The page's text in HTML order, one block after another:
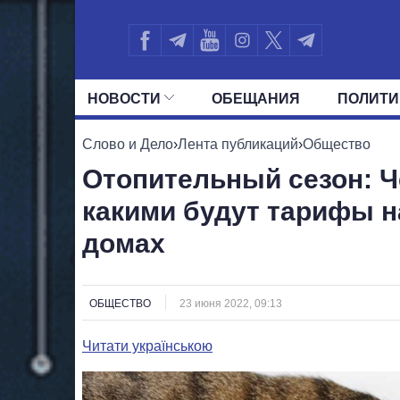
НОВОСТИ ОБЕЩАНИЯ
ВСЕ ПОЛИТИКИ ПРЕЗИДЕНТ И
Слово и Дело›Лента публикаций›Общество
Отопительный сезон:
какими будут тарифы
домах
ОБЩЕСТВО 23 июня 2022, 09:13
Читати українською